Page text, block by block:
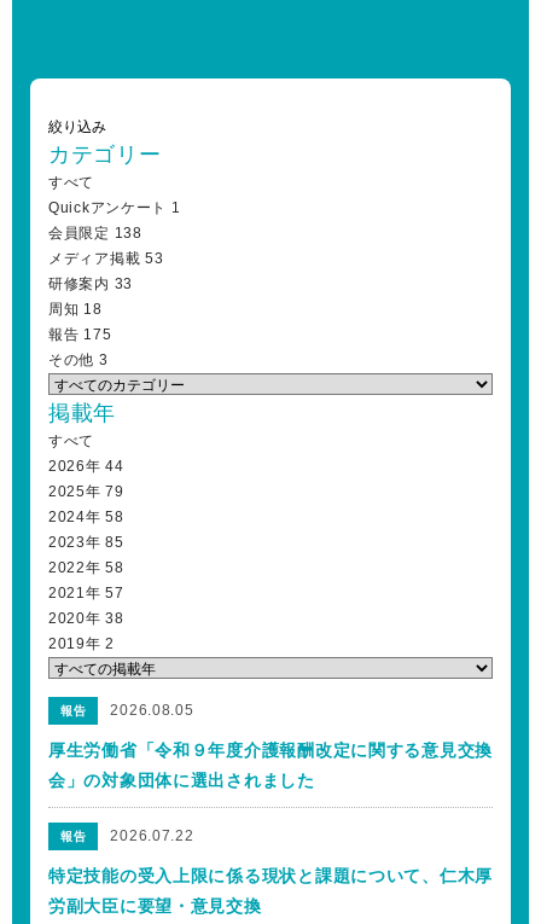
絞り込み
カテゴリー
すべて
Quickアンケート
1
会員限定 138
メディア掲載 53
研修案内 33
周知 18
報告 175
その他 3
掲載年
すべて
2026年 44
2025年 79
2024年 58
2023年 85
2022年 58
2021年 57
2020年 38
2019年 2
報告 2026.08.05
厚生労働省「令和９年度介護報酬改定に関する意見交換
会」の対象団体に選出されました
報告 2026.07.22
特定技能の受入上限に係る現状と課題について、仁木厚
労副大臣に要望・意見交換